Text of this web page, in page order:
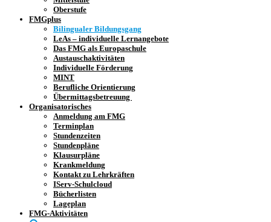
Oberstufe
FMGplus
Bilingualer Bildungsgang
LeAs – individuelle Lernangebote
Das FMG als Europaschule
Austauschaktivitäten
Individuelle Förderung
MINT
Berufliche Orientierung
Übermittagsbetreuung
Organisatorisches
Anmeldung am FMG
Terminplan
Stundenzeiten
Stundenpläne
Klausurpläne
Krankmeldung
Kontakt zu Lehrkräften
IServ-Schulcloud
Bücherlisten
Lageplan
FMG-Aktivitäten